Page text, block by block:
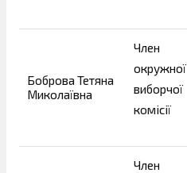
Боброва Тетяна
Миколаївна
Член
окружної
виборчої
комісії
Член